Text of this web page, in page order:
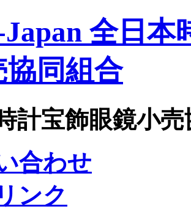
計宝飾眼鏡小
合わせ
ンク